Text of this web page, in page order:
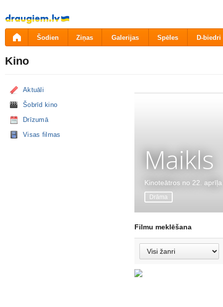
Pāriet
uz
saturu
Šodien Ziņas Galerijas Spēles D-biedri
Kino
Aktuāli
Šobrīd kino
Drīzumā
Visas filmas
Maikls
Kinoteātros no 22. aprīļa
Drāma
Filmu meklēšana